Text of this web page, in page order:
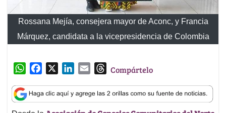
Rossana Mejía, consejera mayor de Aconc, y Francia
Márquez, candidata a la vicepresidencia de Colombia
W
a
t
c
e
n
k
a
i
T
r
e
Compártelo